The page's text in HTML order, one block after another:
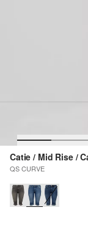
Catie / Mid Rise /
QS CURVE